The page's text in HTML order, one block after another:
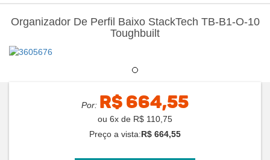
Organizador De Perfil Baixo StackTech TB-B1-O-10
Toughbuilt
Por: R$ 664,55
ou 6x de R$ 110,75
Preço a vista:R$ 664,55